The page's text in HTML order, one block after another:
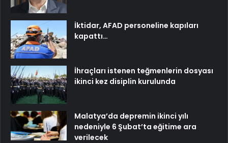
İktidar, AFAD personeline kapıları
kapattı…
İhraçları istenen teğmenlerin dosyası
ikinci kez disiplin kurulunda
Malatya’da depremin ikinci yılı
nedeniyle 6 Şubat’ta eğitime ara
verilecek